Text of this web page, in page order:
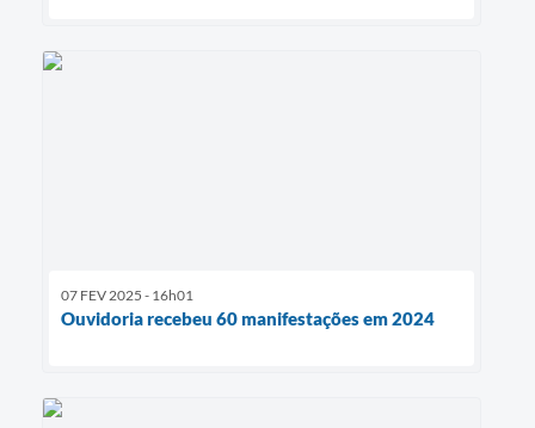
07 FEV 2025 - 16h01
Ouvidoria recebeu 60 manifestações em 2024